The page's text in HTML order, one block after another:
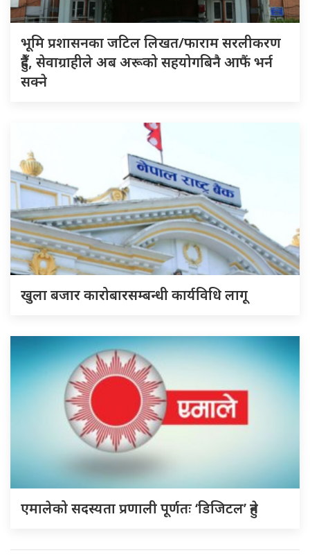
भूमि प्रशासनका जटिल लिखत/फाराम सरलीकरण
हुँदै, सेवाग्राहीले अब अरूको सहयोगबिनै आफैं भर्न
सक्ने
खुला बजार कारोबारसम्बन्धी कार्यविधि लागू
एमालेको सदस्यता प्रणाली पूर्णतः ‘डिजिटल’ हुने